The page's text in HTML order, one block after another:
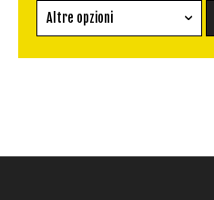
Ricetta vegetariana
Senza glutine
Altre opzioni